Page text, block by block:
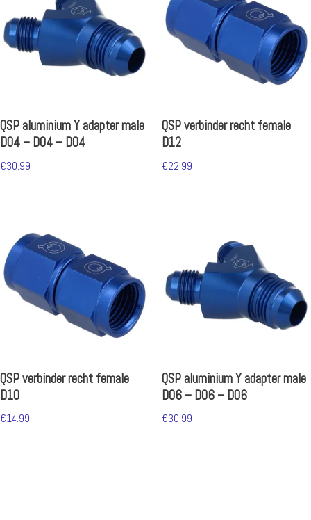
QSP aluminium Y adapter male
D04 – D04 – D04
€30.99
QSP verbinder recht female
D12
€22.99
QSP verbinder recht female
D10
€14.99
QSP aluminium Y adapter male
D06 – D06 – D06
€30.99